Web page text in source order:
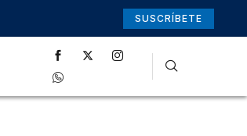
SUSCRÍBETE